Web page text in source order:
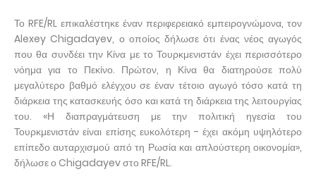
Το RFE/RL επικαλέστηκε έναν περιφερειακό εμπειρογνώμονα, τον
Alexey Chigadayev, ο οποίος δήλωσε ότι ένας νέος αγωγός
που θα συνδέει την Κίνα με το Τουρκμενιστάν έχει περισσότερο
νόημα για το Πεκίνο. Πρώτον, η Κίνα θα διατηρούσε πολύ
μεγαλύτερο βαθμό ελέγχου σε έναν τέτοιο αγωγό τόσο κατά τη
διάρκεια της κατασκευής όσο και κατά τη διάρκεια της λειτουργίας
του. «Η διαπραγμάτευση με την πολιτική ηγεσία του
Τουρκμενιστάν είναι επίσης ευκολότερη - έχει ακόμη υψηλότερο
επίπεδο αυταρχισμού από τη Ρωσία και απλούστερη οικονομία»,
δήλωσε ο Chigadayev στο RFE/RL.